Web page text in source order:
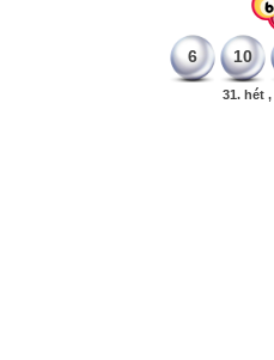
6 10
31. hét ,